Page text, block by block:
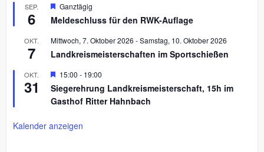
o
r
e
h
o
e
SEP.
6
H
r
o
r
e
h
o
b
Ganztägig
Meldeschluss für den RWK-Auflage
OKT.
7
Mittwoch, 7. Oktober 2026 -Samstag, 10. Oktober 2026
Landkreismeisterschaften im Sportschießen
OKT.
31
H
r
v
g
15:00 - 19:00
Siegerehrung Landkreismeisterschaft, 15h im
Gasthof Ritter Hahnbach
Kalender anzeigen